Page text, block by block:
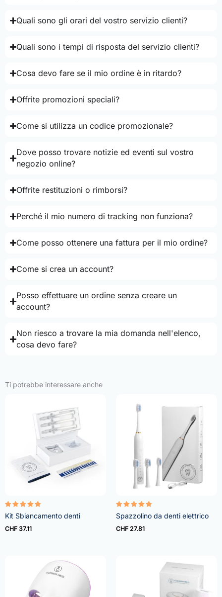
Quali sono gli orari del vostro servizio clienti?
Quali sono i tempi di risposta del servizio clienti?
Cosa devo fare se il mio ordine è in ritardo?
Offrite promozioni speciali?
Come si utilizza un codice promozionale?
Dove posso trovare notizie ed eventi sul vostro
negozio online?
Offrite restituzioni o rimborsi?
Perché il mio numero di tracking non funziona?
Come posso ottenere una fattura per il mio ordine?
Come si crea un account?
Posso effettuare un ordine senza creare un
account?
Non riesco a trovare la mia domanda nell'elenco,
cosa devo fare?
Ti potrebbe interessare anche
Rated
4.95
out of 5
Kit Sbiancamento denti
CHF 37.11
Rated
5.00
out of 5
Spazzolino da denti elettrico
CHF 27.81